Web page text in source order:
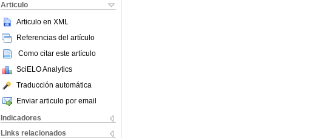
Articulo
Articulo en XML
Referencias del artículo
Como citar este artículo
SciELO Analytics
Traducción automática
Enviar articulo por email
Indicadores
Links relacionados